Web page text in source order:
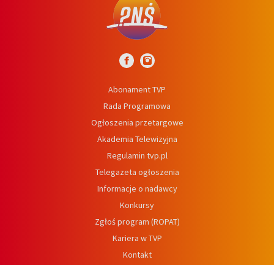
Abonament TVP
Rada Programowa
Ogłoszenia przetargowe
Akademia Telewizyjna
Regulamin tvp.pl
Telegazeta ogłoszenia
Informacje o nadawcy
Konkursy
Zgłoś program (ROPAT)
Kariera w TVP
Kontakt